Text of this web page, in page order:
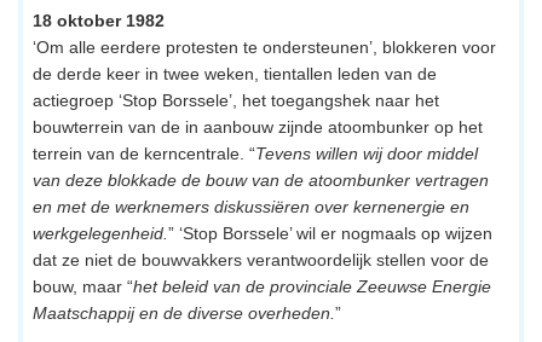
18 oktober 1982
‘Om alle eerdere protesten te ondersteunen’, blokkeren voor
de derde keer in twee weken, tientallen leden van de
actiegroep ‘Stop Borssele’, het toegangshek naar het
bouwterrein van de in aanbouw zijnde atoombunker op het
terrein van de kerncentrale. “Tevens willen wij door middel
van deze blokkade de bouw van de atoombunker vertragen
en met de werknemers diskussiëren over kernenergie en
werkgelegenheid.” ‘Stop Borssele’ wil er nogmaals op wijzen
dat ze niet de bouwvakkers verantwoordelijk stellen voor de
bouw, maar “het beleid van de provinciale Zeeuwse Energie
Maatschappij en de diverse overheden.”